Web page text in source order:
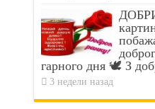
гарного дня 🕊️ З
3 недели назад